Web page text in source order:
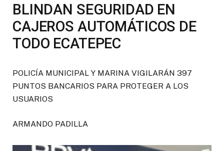
BLINDAN SEGURIDAD EN
CAJEROS AUTOMÁTICOS DE
TODO ECATEPEC
POLICÍA MUNICIPAL Y MARINA VIGILARÁN 397
PUNTOS BANCARIOS PARA PROTEGER A LOS
USUARIOS
ARMANDO PADILLA